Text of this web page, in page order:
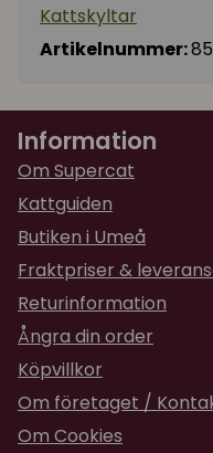
Kattskyltar
Artikelnummer:
Information
Om Supercat
Kattguiden
Butiken i Umeå
Fraktpriser &
Returinformation
Ångra din order
Köpvillkor
Om företaget /
Om Cookies